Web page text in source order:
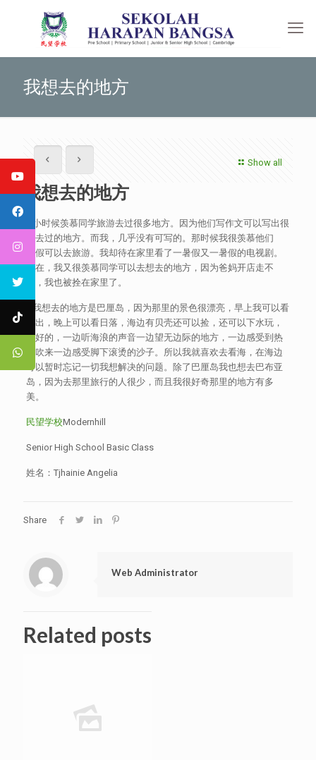
我想去的地方
Show all
我想去的地方
小时候羡慕同学旅游去过很多地方。因为他们写作文可以写出很
多去过的地方。而我，几乎没有可写的。那时候我很羡慕他们
暑假可以去旅游。我却待在家里看了一暑假又一暑假的电视剧。
现在，我又很羡慕同学可以去想去的地方，因为爸妈开店走不
开，我也被拴在家里了。
我想去的地方是巴厘岛，因为那里的景色很漂亮，早上我可以看
日出，晚上可以看日落，海边有贝壳还可以捡，还可以下水玩，
挺好的，一边听海浪的声音一边望无边际的地方，一边感受到热
风吹来一边感受脚下滚烫的沙子。所以我就喜欢去看海，在海边
可以暂时忘记一切我想解决的问题。除了巴厘岛我也想去巴布亚
岛，因为去那里旅行的人很少，而且我很好奇那里的地方有多
美。
民望学校Modernhill
Senior High School Basic Class
姓名：Tjhainie Angelia
Share
Web Administrator
Related posts